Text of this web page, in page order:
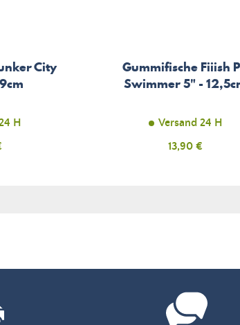
City
H
Gummifische Fiiish
Swimmer 5" -
Versand 24 H
Preis
13,90 €